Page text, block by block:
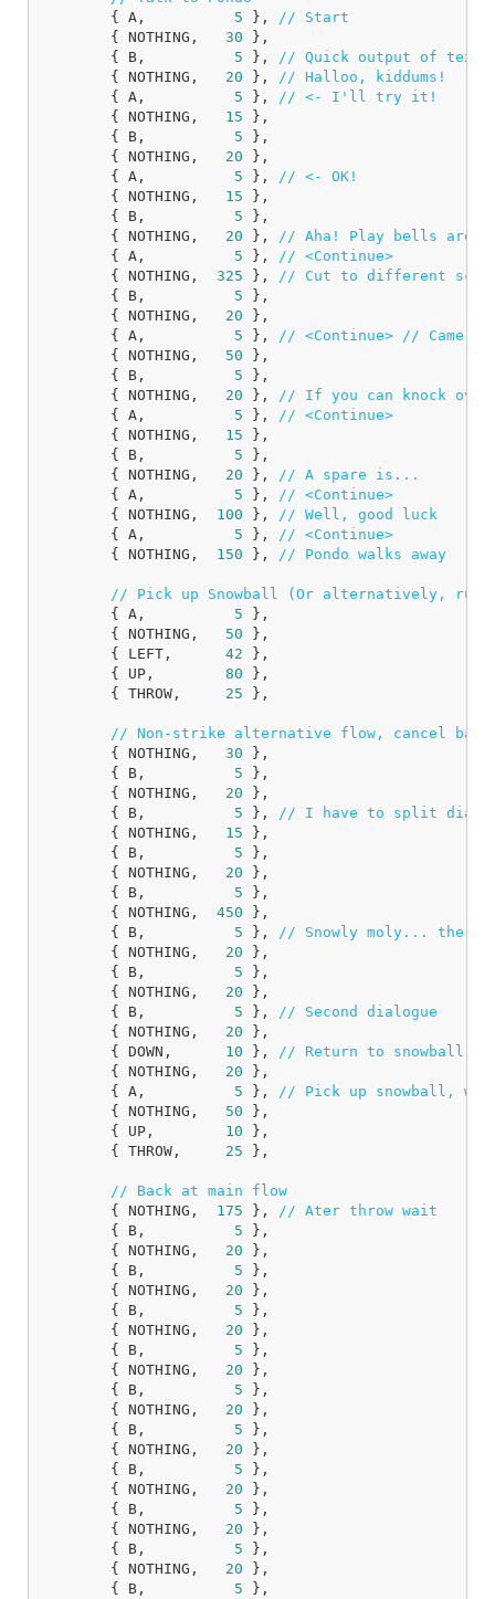
{
A , 5 },
// Start
{
NOTHING , 30
},
{
B , 5 },
// Quick output of text
{
NOTHING , 20 },
// Halloo, kiddums!
{
A , 5 },
// <- I'll try it!
{
NOTHING , 15
},
{
B , 5
},
{
NOTHING , 20
},
{
A , 5 },
// <- OK!
{
NOTHING , 15
},
{
B , 5
},
{
NOTHING , 20 },
// Aha! Play bells are
{
A , 5 },
// <Continue>
{
NOTHING , 325 },
// Cut to different
{
B , 5
},
{
NOTHING , 20
},
{
A , 5 },
// <Continue> //
{
NOTHING , 50
},
{
B , 5
},
{
NOTHING , 20 },
// If you can knock
{
A , 5 },
// <Continue>
{
NOTHING , 15
},
{
B , 5
},
{
NOTHING , 20 },
// A spare is...
{
A , 5 },
// <Continue>
{
NOTHING , 100 },
// Well, good luck
{
A , 5 },
// <Continue>
{
NOTHING , 150 }, // Pondo walks away
// Pick up Snowball (Or alternatively,
{
A , 5
},
{
NOTHING , 50
},
{
LEFT , 42
},
{
UP , 80
},
{
THROW , 25 },
// Non-strike alternative flow, cancel bail
{
NOTHING , 30
},
{
B , 5
},
{
NOTHING , 20
},
{
B , 5 },
// I have to split
{
NOTHING , 15
},
{
B , 5
},
{
NOTHING , 20
},
{
B , 5
},
{
NOTHING , 450
},
{
B , 5 },
// Snowly moly... there
{
NOTHING , 20
},
{
B , 5
},
{
NOTHING , 20
},
{
B , 5 },
// Second dialogue
{
NOTHING , 20
},
{
DOWN , 10 },
// Return to snowball
{
NOTHING , 20
},
{
A , 5 },
// Pick up snowball,
{
NOTHING , 50
},
{
UP , 10
},
{
THROW , 25 },
// Back at main flow
{
NOTHING , 175 },
// Ater throw wait
{
B , 5
},
{
NOTHING , 20
},
{
B , 5
},
{
NOTHING , 20
},
{
B , 5
},
{
NOTHING , 20
},
{
B , 5
},
{
NOTHING , 20
},
{
B , 5
},
{
NOTHING , 20
},
{
B , 5
},
{
NOTHING , 20
},
{
B , 5
},
{
NOTHING , 20
},
{
B , 5
},
{
NOTHING , 20
},
{
B , 5
},
{
NOTHING , 20
},
{
B , 5
},